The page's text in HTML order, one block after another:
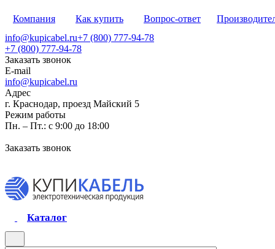
Компания Как купить Вопрос-ответ
info@kupicabel.ru+7 (800) 777-94-78
+7 (800) 777-94-78
Заказать звонок
E-mail
info@kupicabel.ru
Адрес
г. Краснодар, проезд Майский 5
Режим работы
Пн. – Пт.: с 9:00 до 18:00
Заказать звонок
Каталог